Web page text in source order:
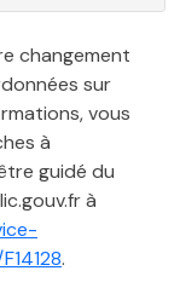
changement
sur
vous
à
guidé du
à
.